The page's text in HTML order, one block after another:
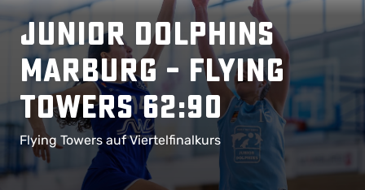
Junior Dolphins
Marburg – Flying
Towers 62:90
Flying Towers auf Viertelfinalkurs